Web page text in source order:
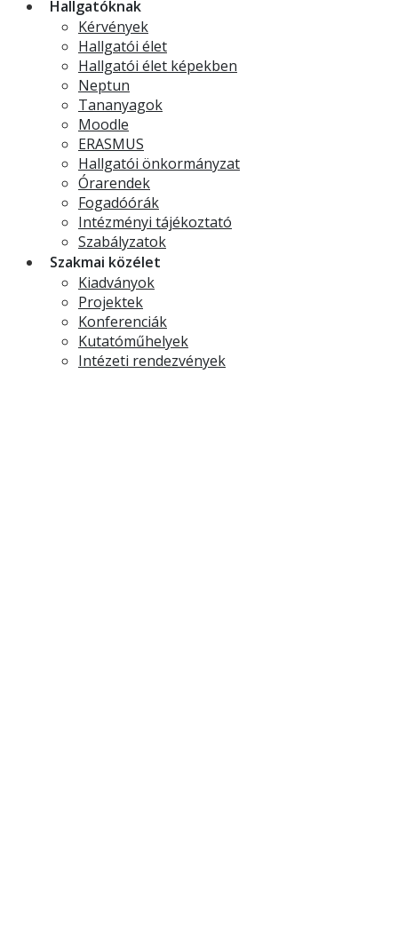
Hallgatóknak
Kérvények
Hallgatói élet
Hallgatói élet képekben
Neptun
Tananyagok
Moodle
ERASMUS
Hallgatói önkormányzat
Órarendek
Fogadóórák
Intézményi tájékoztató
Szabályzatok
Szakmai közélet
Kiadványok
Projektek
Konferenciák
Kutatóműhelyek
Intézeti rendezvények